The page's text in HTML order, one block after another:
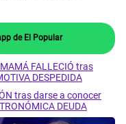
de El Popular
FALLECIÓ tras
DESPEDIDA
tras darse a conocer
DEUDA